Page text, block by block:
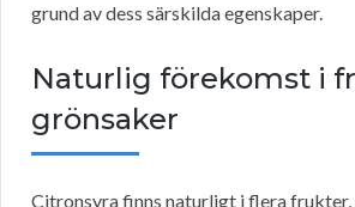
grund av dess särskilda egenskaper.
Naturlig förekomst i
grönsaker
Citronsyra finns naturligt i flera